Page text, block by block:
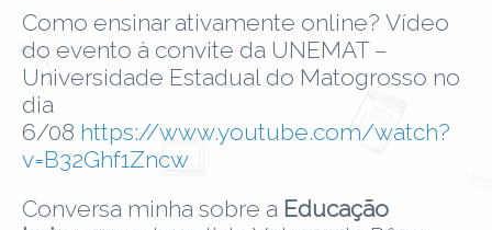
Como ensinar ativamente online? Vídeo
do evento à convite da UNEMAT –
Universidade Estadual do Matogrosso no
dia
6/08 https://www.youtube.com/watch?
v=B32Ghf1Zncw
Conversa minha sobre a Educação